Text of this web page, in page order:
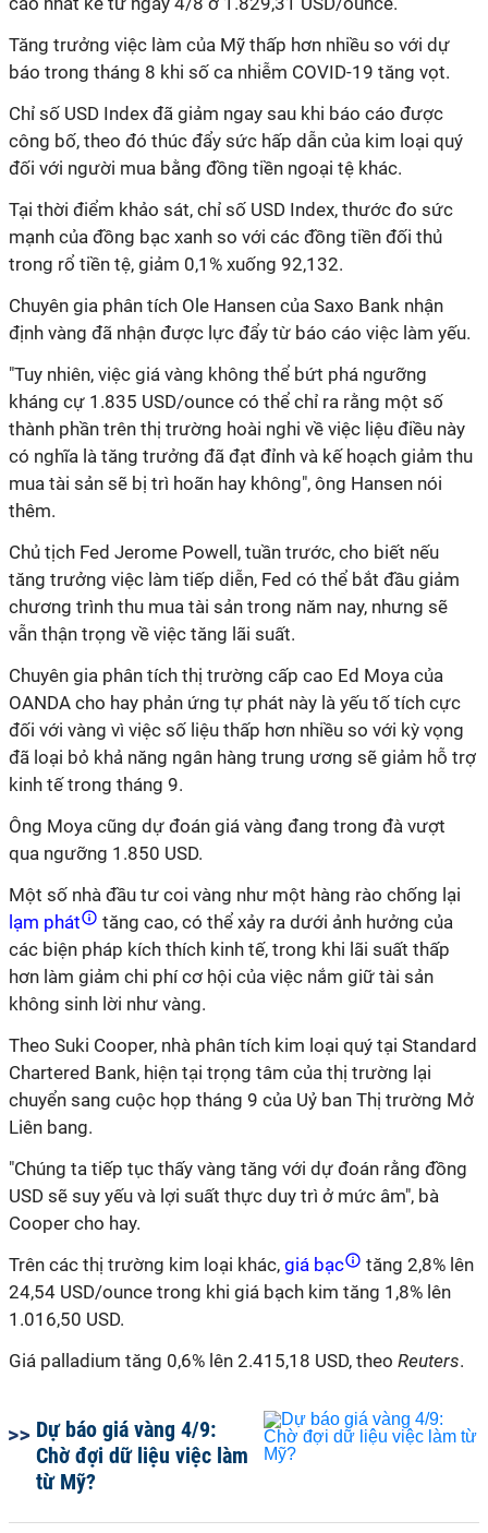
Tăng trưởng việc làm của Mỹ thấp hơn nhiều so với dự
báo trong tháng 8 khi số ca nhiễm COVID-19 tăng vọt.
Chỉ số USD Index đã giảm ngay sau khi báo cáo được
công bố, theo đó thúc đẩy sức hấp dẫn của kim loại quý
đối với người mua bằng đồng tiền ngoại tệ khác.
Tại thời điểm khảo sát, chỉ số USD Index, thước đo sức
mạnh của đồng bạc xanh so với các đồng tiền đối thủ
trong rổ tiền tệ, giảm 0,1% xuống 92,132.
Chuyên gia phân tích Ole Hansen của Saxo Bank nhận
định vàng đã nhận được lực đẩy từ báo cáo việc làm yếu.
"Tuy nhiên, việc giá vàng không thể bứt phá ngưỡng
kháng cự 1.835 USD/ounce có thể chỉ ra rằng một số
thành phần trên thị trường hoài nghi về việc liệu điều này
có nghĩa là tăng trưởng đã đạt đỉnh và kế hoạch giảm thu
mua tài sản sẽ bị trì hoãn hay không", ông Hansen nói
thêm.
Chủ tịch Fed Jerome Powell, tuần trước, cho biết nếu
tăng trưởng việc làm tiếp diễn, Fed có thể bắt đầu giảm
chương trình thu mua tài sản trong năm nay, nhưng sẽ
vẫn thận trọng về việc tăng lãi suất.
Chuyên gia phân tích thị trường cấp cao Ed Moya của
OANDA cho hay phản ứng tự phát này là yếu tố tích cực
đối với vàng vì việc số liệu thấp hơn nhiều so với kỳ vọng
đã loại bỏ khả năng ngân hàng trung ương sẽ giảm hỗ trợ
kinh tế trong tháng 9.
Ông Moya cũng dự đoán giá vàng đang trong đà vượt
qua ngưỡng 1.850 USD.
Một số nhà đầu tư coi vàng như một hàng rào chống lại
lạm phát
tăng cao, có thể xảy ra dưới ảnh hưởng của
các biện pháp kích thích kinh tế, trong khi lãi suất thấp
hơn làm giảm chi phí cơ hội của việc nắm giữ tài sản
không sinh lời như vàng.
Theo Suki Cooper, nhà phân tích kim loại quý tại Standard
Chartered Bank, hiện tại trọng tâm của thị trường lại
chuyển sang cuộc họp tháng 9 của Uỷ ban Thị trường Mở
Liên bang.
"Chúng ta tiếp tục thấy vàng tăng với dự đoán rằng đồng
USD sẽ suy yếu và lợi suất thực duy trì ở mức âm", bà
Cooper cho hay.
Trên các thị trường kim loại khác, giá bạc
tăng 2,8% lên
24,54 USD/ounce trong khi giá bạch kim tăng 1,8% lên
1.016,50 USD.
Giá palladium tăng 0,6% lên 2.415,18 USD, theo Reuters.
Dự báo giá vàng 4/9:
Chờ đợi dữ liệu việc làm
từ Mỹ?